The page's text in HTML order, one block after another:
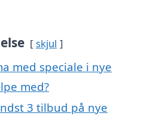
skjul
med speciale i nye
med?
3 tilbud på nye